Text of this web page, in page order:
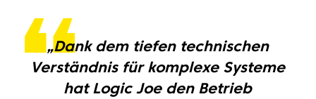
„Dank dem tiefen technischen
Verständnis für komplexe Systeme
hat Logic Joe den Betrieb